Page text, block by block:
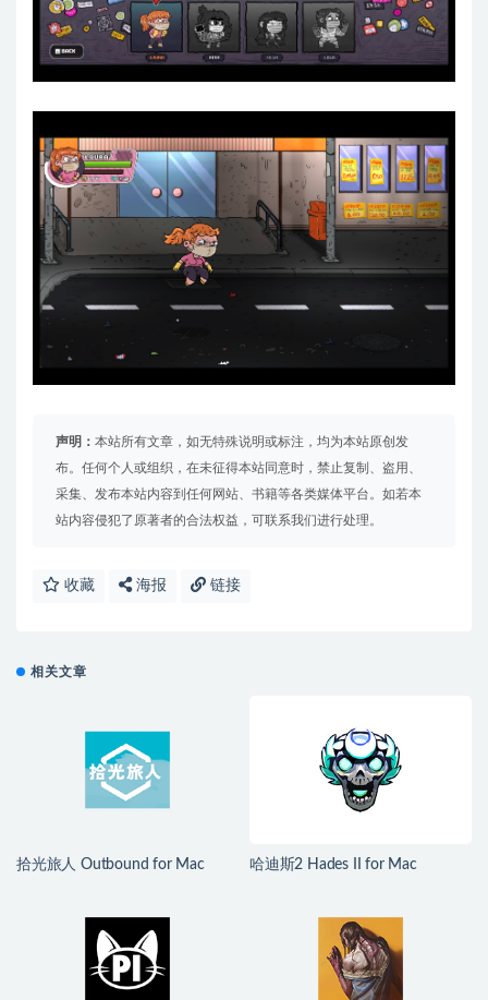
声明： 本站所有文章，如无特殊说明或标注，均为本站原创发
布。任何个人或组织，在未征得本站同意时，禁止复制、盗用、
采集、发布本站内容到任何网站、书籍等各类媒体平台。如若本
站内容侵犯了原著者的合法权益，可联系我们进行处理。
收藏 海报 链接
相关文章
拾光旅人 Outbound for Mac
哈迪斯2 Hades II for Mac